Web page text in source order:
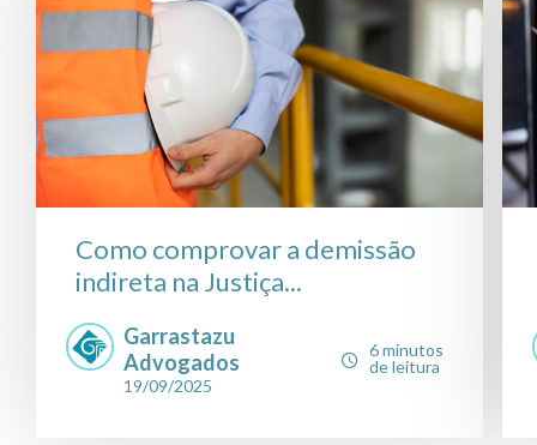
Como comprovar a demissão
indireta na Justiça...
Garrastazu
Advogados
19/09/2025
6 minutos
de leitura